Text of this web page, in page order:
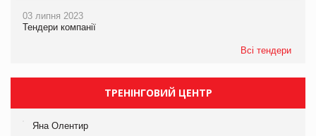
03 липня 2023
Тендери компанії
Всі тендери
ТРЕНІНГОВИЙ ЦЕНТР
Яна Олентир